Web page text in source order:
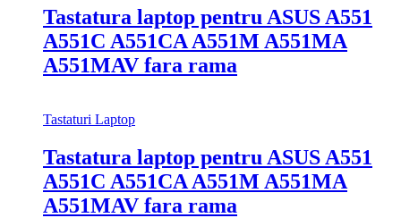
Tastatura laptop pentru ASUS A551
A551C A551CA A551M A551MA
A551MAV fara rama
Tastaturi Laptop
Tastatura laptop pentru ASUS A551
A551C A551CA A551M A551MA
A551MAV fara rama